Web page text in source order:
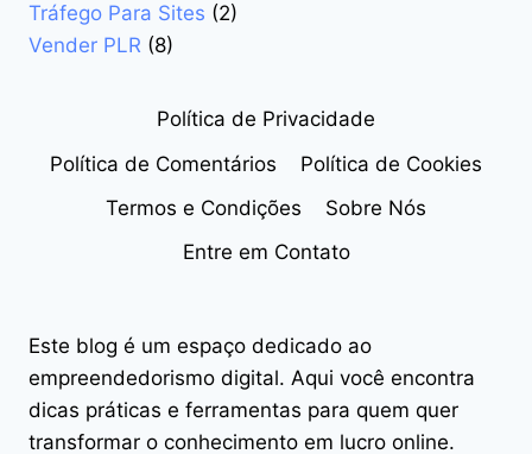
Tráfego Para Sites (2)
Vender PLR (8)
Política de Privacidade
Política de Comentários
Política de Cookies
Termos e Condições
Sobre Nós
Entre em Contato
Este blog é um espaço dedicado ao
empreendedorismo digital. Aqui você encontra
dicas práticas e ferramentas para quem quer
transformar o conhecimento em lucro online.